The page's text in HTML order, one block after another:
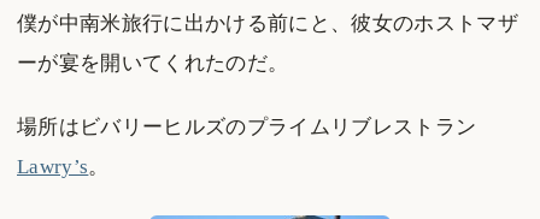
僕が中南米旅行に出かける前にと、彼女のホストマザ
ーが宴を開いてくれたのだ。
場所はビバリーヒルズのプライムリブレストラン
Lawry’s。